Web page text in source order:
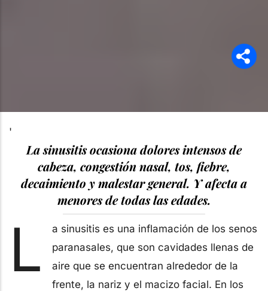
'
La sinusitis ocasiona dolores intensos de
cabeza, congestión nasal, tos, fiebre,
decaimiento y malestar general. Y afecta a
menores de todas las edades.
L
a sinusitis es una inflamación de los senos
paranasales, que son cavidades llenas de
aire que se encuentran alrededor de la
frente, la nariz y el macizo facial. En los